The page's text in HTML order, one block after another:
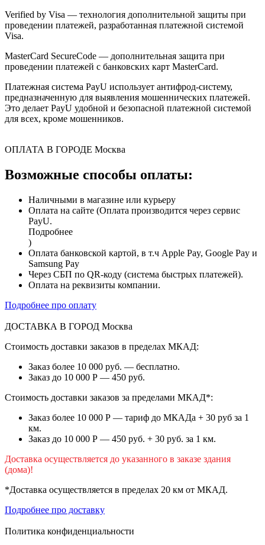
Verified by Visa — технология дополнительной защиты при
проведении платежей, разработанная платежной системой
Visa.
MasterCard SecureCode — дополнительная защита при
проведении платежей с банковских карт MasterCard.
Платежная система PayU использует антифрод-систему,
предназначенную для выявления мошеннических платежей.
Это делает PayU удобной и безопасной платежной системой
для всех, кроме мошенников.
ОПЛАТА В ГОРОДЕ Москва
Возможные способы оплаты:
Наличными в магазине или курьеру
Оплата на сайте (Оплата производится через сервис
PayU.
Подробнее
)
Оплата банковской картой, в т.ч Apple Pay, Google Pay и
Samsung Pay
Через СБП по QR-коду (система быстрых платежей).
Оплата на реквизиты компании.
Подробнее про оплату
ДОСТАВКА В ГОРОД Москва
Стоимость доставки заказов в пределах МКАД:
Заказ более 10 000 руб. — бесплатно.
Заказ до 10 000 Р — 450 руб.
Стоимость доставки заказов за пределами МКАД*:
Заказ более 10 000 Р — тариф до МКАДа + 30 руб за 1
км.
Заказ до 10 000 Р — 450 руб. + 30 руб. за 1 км.
Доставка осуществляется до указанного в заказе здания
(дома)!
*Доставка осуществляется в пределах 20 км от МКАД.
Подробнее про доставку
Политика конфиденциальности